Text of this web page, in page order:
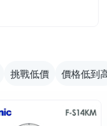
挑戰低價 價格低到